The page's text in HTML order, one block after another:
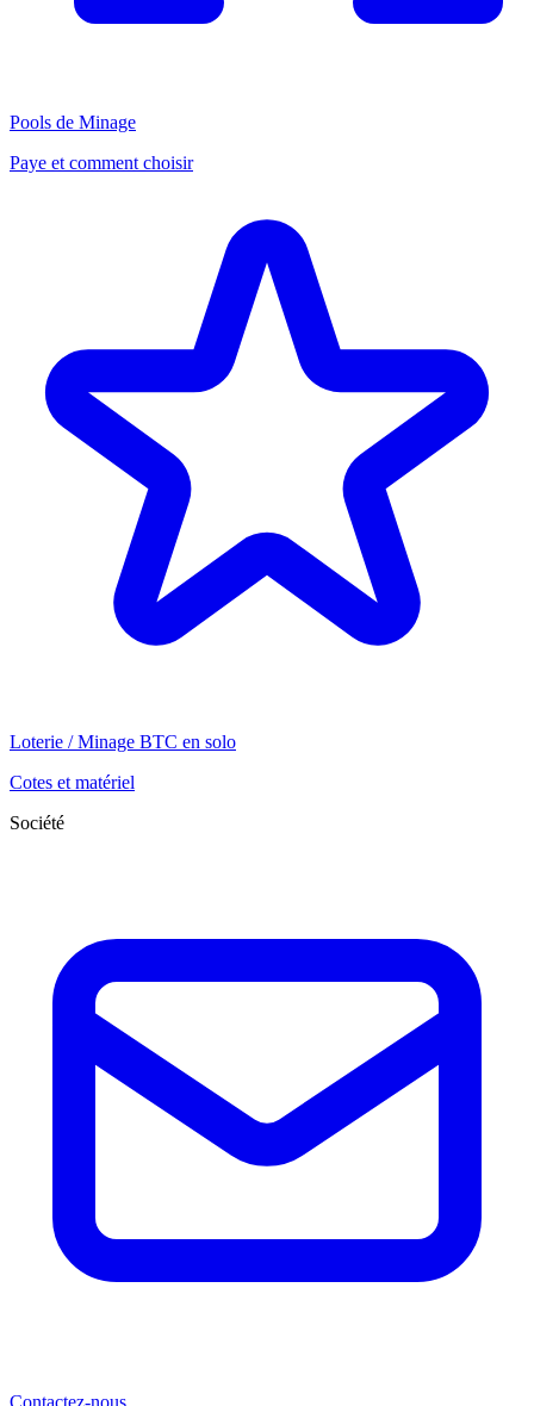
Pools de Minage
Paye et comment choisir
Loterie / Minage BTC en solo
Cotes et matériel
Société
Contactez-nous